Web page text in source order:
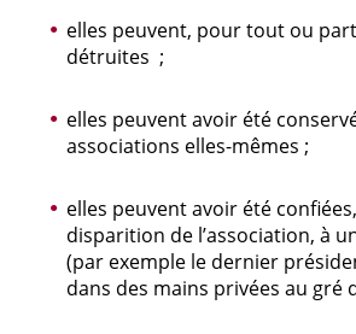
elles peuvent, pour tout ou
détruites ;
elles peuvent avoir été
associations elles-mêmes ;
elles peuvent avoir été
disparition de l’association, à
(par exemple le dernier
dans des mains privées au gré